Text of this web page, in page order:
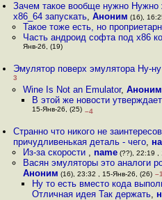
Зачем такое вообще нужно Нужно
x86_64 запускать,Аноним (16),
Такое тоже есть, но
Часть андроид софта под x86
Янв-26, (19)
Эмулятор поверх эмулятора Ну-ну
3
Wine Is Not an Emulator, Аноним
В этой же новости
15-Янв-26, (25) –4
Странно что никого не
причудливенькая деталь - чего,
Из-за скорости , name(??), 22:19 ,
Васян эмуляторы это аналоги
Аноним (16), 23:32 , 15-Янв-26, (26) –1
Ну то есть вместо кода
Отличная идея Так держать,